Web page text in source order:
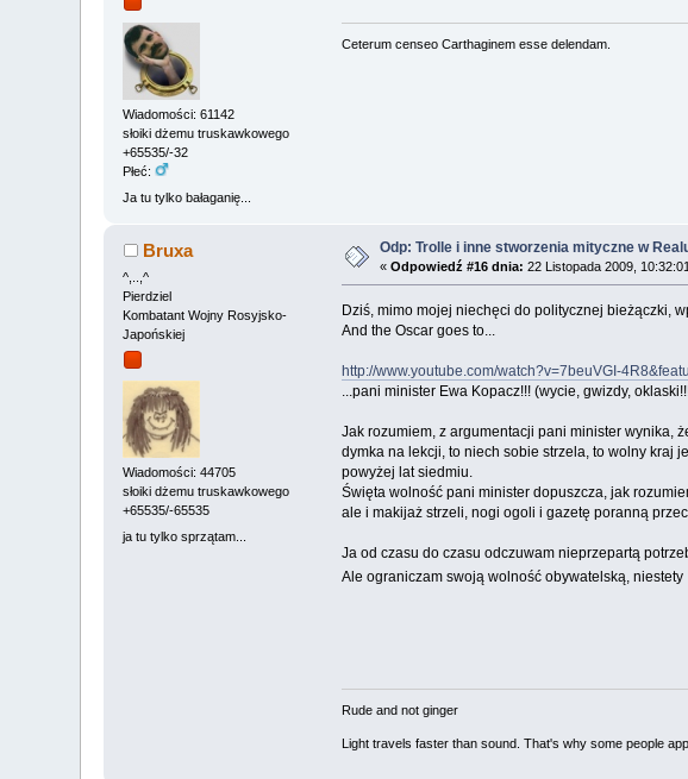
Wiadomości: 61142
słoiki dżemu truskawkowego
+65535/-32
Płeć:
Ja tu tylko bałaganię...
Ceterum censeo Carthaginem esse delendam.
Bruxa
^,..,^
Pierdziel
Kombatant Wojny Rosyjsko-
Japońskiej
Wiadomości: 44705
słoiki dżemu truskawkowego
+65535/-65535
ja tu tylko sprzątam...
Odp: Trolle i inne stworzenia mityczne w
«Odpowiedź #16 dnia: 22 Listopada 2009,
Dziś, mimo mojej niechęci do politycznej bieżączki,
And the Oscar goes to...
http://www.youtube.com/watch?v=7beuVGI-
...pani minister Ewa Kopacz!!! (wycie, gwizdy,
Jak rozumiem, z argumentacji pani minister wynika,
dymka na lekcji, to niech sobie strzela, to wolny kraj
powyżej lat siedmiu.
Święta wolność pani minister dopuszcza, jak
ale i makijaż strzeli, nogi ogoli i gazetę poranną
Ja od czasu do czasu odczuwam nieprzepartą
Ale ograniczam swoją wolność obywatelską, niestety
Rude and not ginger
Light travels faster than sound. That's why some people